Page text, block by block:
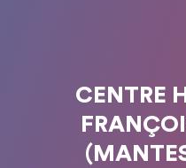
CENTRE